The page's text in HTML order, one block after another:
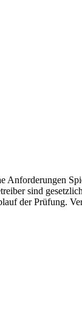
Anforderungen
sind
der Prüfung.